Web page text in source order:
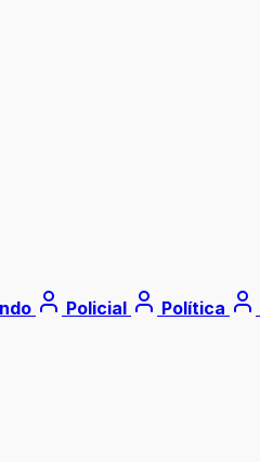
Policial Política